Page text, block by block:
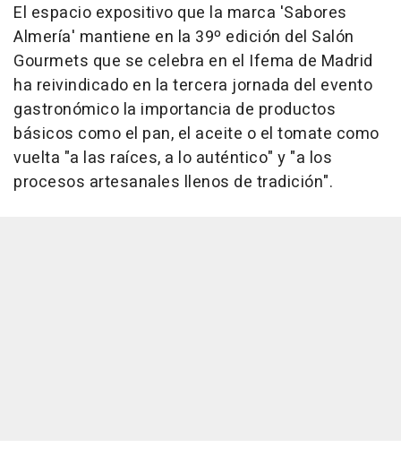
El espacio expositivo que la marca 'Sabores
Almería' mantiene en la 39º edición del Salón
Gourmets que se celebra en el Ifema de Madrid
ha reivindicado en la tercera jornada del evento
gastronómico la importancia de productos
básicos como el pan, el aceite o el tomate como
vuelta "a las raíces, a lo auténtico" y "a los
procesos artesanales llenos de tradición".